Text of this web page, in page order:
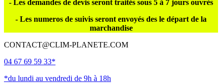
- Les demandes de devis seront traités sous 5 à 7 jours ouvrés
- Les numeros de suivis seront envoyés des le départ de la
marchandise
CONTACT@CLIM-PLANETE.COM
04 67 69 59 33*
*du lundi au vendredi de 9h à 18h